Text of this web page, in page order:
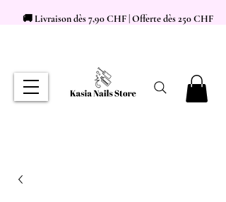
🚚 Livraison dès 7,90 CHF | Offerte dès 250 CHF